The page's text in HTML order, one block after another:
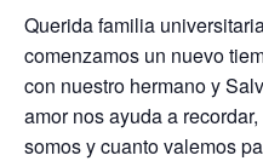
Querida familia
comenzamos un nuevo
con nuestro hermano y
amor nos ayuda a
somos y cuanto valemos